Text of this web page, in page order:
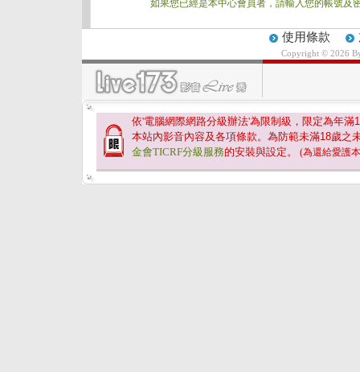
如果您已經是本中心會員者，請輸入您的帳號及
使用條款
Copyright © 2026
依'電腦網際網路分級辦法'為限制級，限定為年滿
本站內影音內容及各項條款。為防範未滿18歲之
金會TICRF分級服務的安裝與設定。 (為還給愛護